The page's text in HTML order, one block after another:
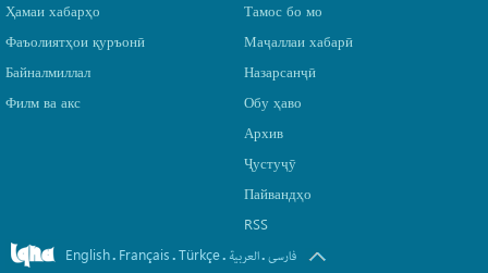
Ҳамаи хабарҳо
Фаъолиятҳои қуръонӣ
Байналмиллал
Филм ва акс
Тамос бо мо
Маҷаллаи хабарӣ
Назарсанҷӣ
Обу ҳаво
Архив
Ҷустуҷӯ
Пайвандҳо
RSS
English. Français.Türkçe. العربیة.فارسی